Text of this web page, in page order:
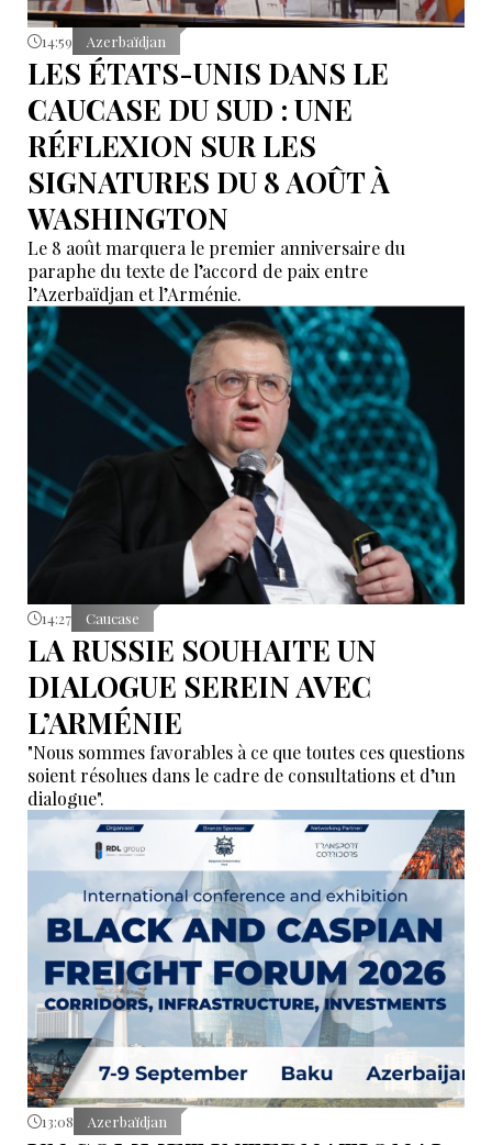
14:59 Azerbaïdjan
LES ÉTATS-UNIS DANS LE
CAUCASE DU SUD : UNE
RÉFLEXION SUR LES
SIGNATURES DU 8 AOÛT À
WASHINGTON
Le 8 août marquera le premier anniversaire du
paraphe du texte de l’accord de paix entre
l’Azerbaïdjan et l’Arménie.
14:27 Caucase
LA RUSSIE SOUHAITE UN
DIALOGUE SEREIN AVEC
L’ARMÉNIE
"Nous sommes favorables à ce que toutes ces questions
soient résolues dans le cadre de consultations et d’un
dialogue".
13:08 Azerbaïdjan